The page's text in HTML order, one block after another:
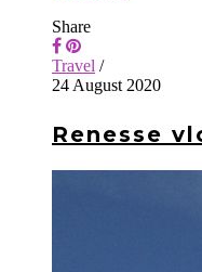
Share
Travel /
24 August 2020
Renesse